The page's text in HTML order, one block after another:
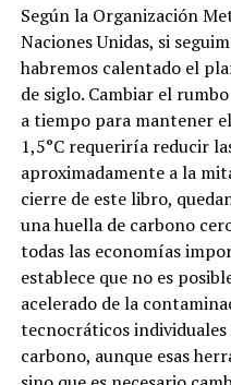
Según la Organización
Naciones Unidas, si
habremos calentado el
de siglo. Cambiar el
a tiempo para mantener
1,5°C requeriría reducir
aproximadamente a la
cierre de este libro,
una huella de carbono
todas las economías
establece que no es
acelerado de la
tecnocráticos
carbono, aunque esas